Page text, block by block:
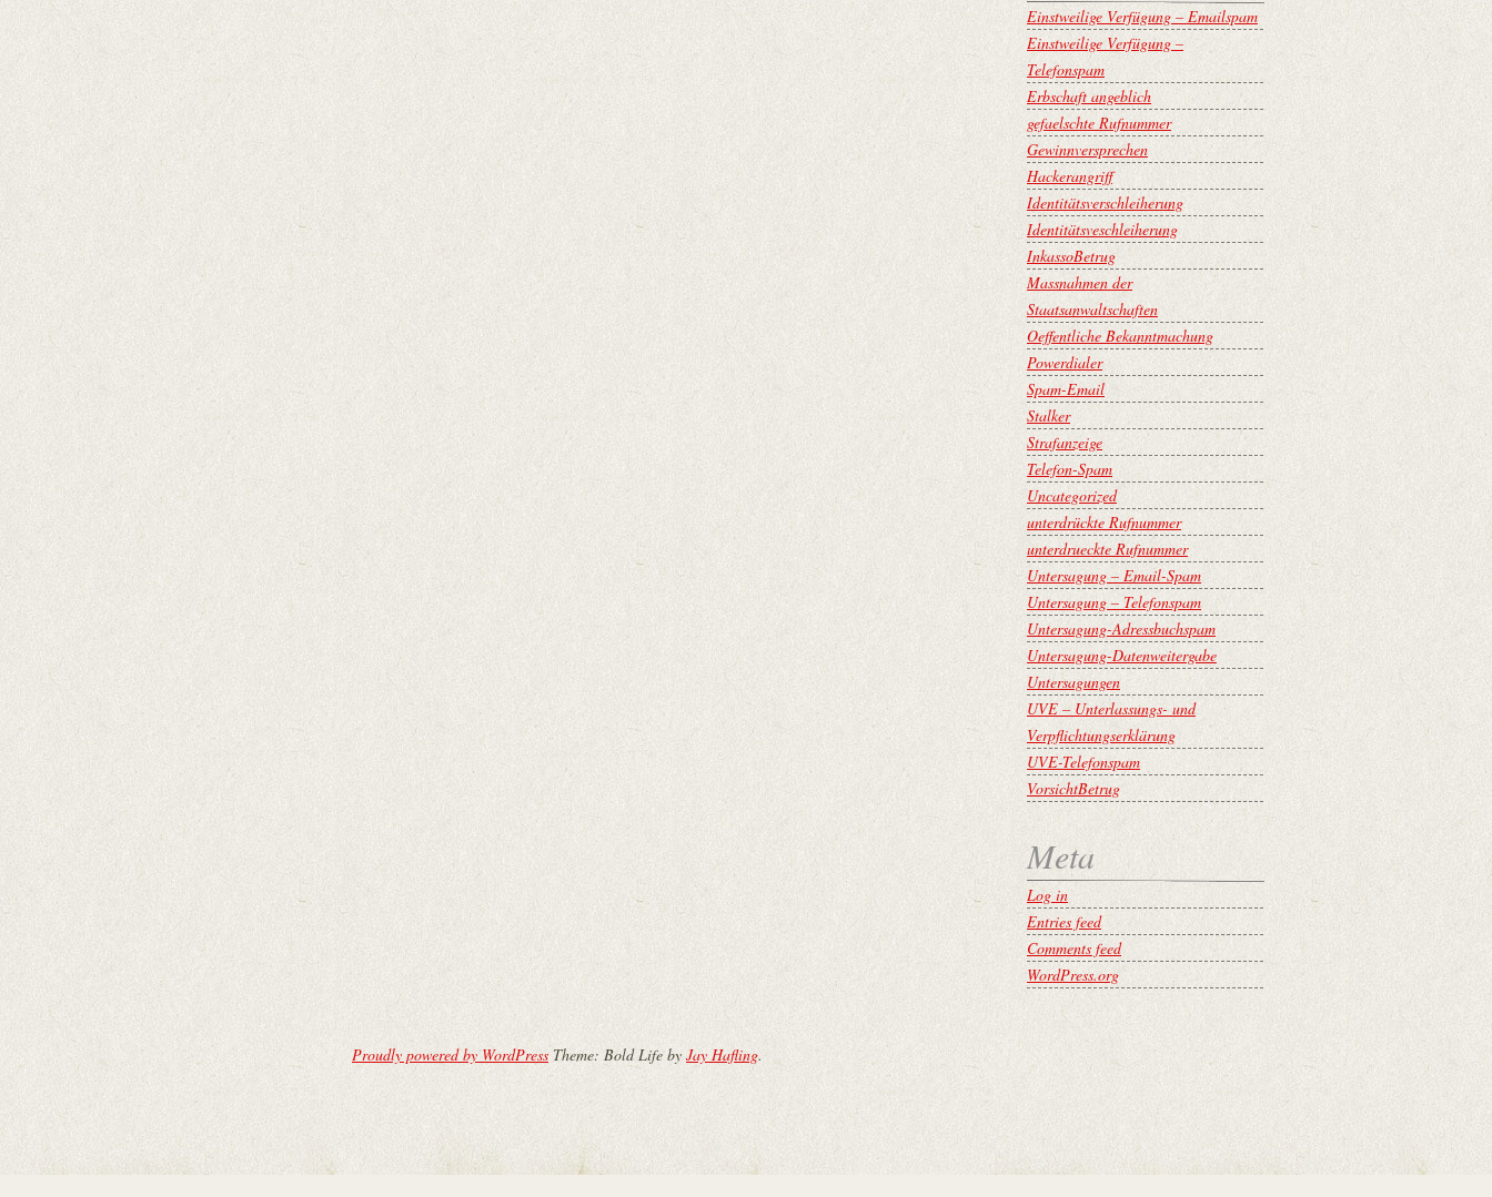
Einstweilige Verfügung – Emailspam
Einstweilige Verfügung –
Telefonspam
Erbschaft angeblich
gefaelschte Rufnummer
Gewinnversprechen
Hackerangriff
Identitätsverschleiherung
Identitätsveschleiherung
InkassoBetrug
Massnahmen der
Staatsanwaltschaften
Oeffentliche Bekanntmachung
Powerdialer
Spam-Email
Stalker
Strafanzeige
Telefon-Spam
Uncategorized
unterdrückte Rufnummer
unterdrueckte Rufnummer
Untersagung – Email-Spam
Untersagung – Telefonspam
Untersagung-Adressbuchspam
Untersagung-Datenweitergabe
Untersagungen
UVE – Unterlassungs- und
Verpflichtungserklärung
UVE-Telefonspam
VorsichtBetrug
Meta
Log in
Entries feed
Comments feed
WordPress.org
Proudly powered by WordPress Theme: Bold Life by Jay Hafling.